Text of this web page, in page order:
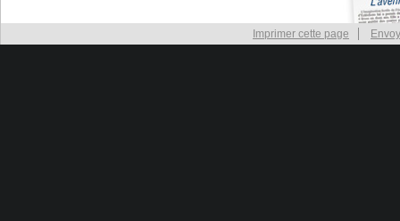
Imprimer cette page